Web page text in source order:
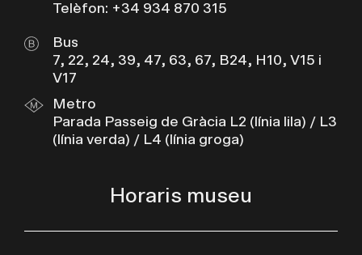
Telèfon: +34 934 870 315
Bus
7, 22, 24, 39, 47, 63, 67, B24, H10, V15 i
V17
Metro
Parada Passeig de Gràcia L2 (línia lila) / L3
(línia verda) / L4 (línia groga)
Horaris museu